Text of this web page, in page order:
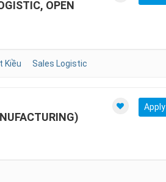
OPEN
Kiều Sales Logistic
Apply